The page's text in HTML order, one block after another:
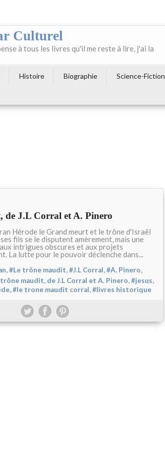
Culturel
à tous les livres qu'il me reste à lire, j'ai la
Histoire Biographie Science-Fiction
de J.L Corral et A. Pinero
Hérode le Grand meurt et le trône d'Israël
fils se le disputent amèrement, mais une
intrigues obscures et aux projets
La lutte pour le pouvoir déclenche dans...
,#Le trône maudit,#J.L Corral,#A. Pinero,
maudit, de J.L Corral et A. Pinero,#jesus,
,#le trone maudit corral,#livres historique